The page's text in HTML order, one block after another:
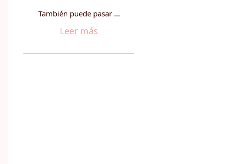
También puede pasar ...
Leer más